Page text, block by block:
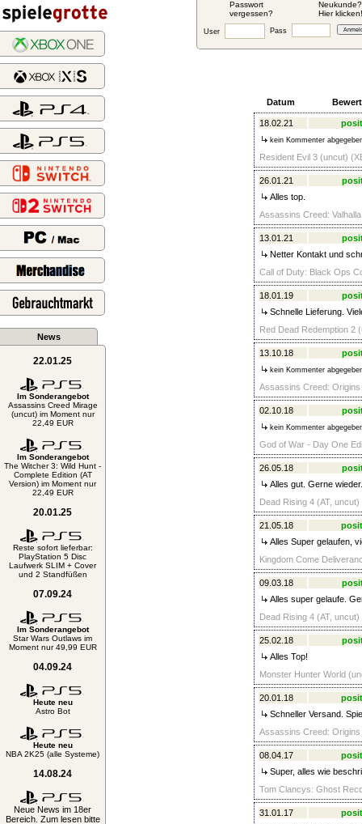
Passwort
vergessen?
Neukunde?
Hier klicken!
User Pass
News
22.01.25
Im Sonderangebot
Assassins Creed Mirage
(uncut) im Moment nur
22,49 EUR
Im Sonderangebot
The Witcher 3: Wild Hunt -
Complete Edition (AT
Version) im Moment nur
22,49 EUR
20.01.25
Reste sofort lieferbar:
PlayStation 5 Disc
Laufwerk SLIM + Cover
und 2 Standfüßen
07.09.24
Im Sonderangebot
Star Wars Outlaws im
Moment nur 49,99 EUR
04.09.24
Heute neu
Astro Bot
Heute neu
NBA 2K25 (alle Systeme)
14.08.24
Neue News im 18er
Bereich. Zum lesen bitte
Datum
18.02.21
kein Kommenter
Resident Evil 3 (uncut)
26.01.21
Alles top.
Assassins Creed:
13.01.21
Netter Kontakt und
Call of Duty: Black Ops
18.01.19
Schnelle Lieferung.
Red Dead Redemption 2
13.10.18
kein Kommenter
Assassins Creed:
02.10.18
kein Kommenter
God of War - Day One
26.05.18
Alles gut. Gerne wieder.
Dead Rising 4 (AT,
21.05.18
Alles Super gelaufen,
Kingdom Come
09.03.18
Alles super gelaufe.
Dead Rising 4 (AT,
25.02.18
Alles Top!
Monster Hunter World
20.01.18
Schneller Versand.
Assassins Creed:
08.04.17
Super, alles wie
Tom Clancys: Ghost
31.01.17